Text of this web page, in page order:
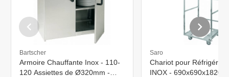
Bartscher
Armoire Chauffante Inox - 110-
120 Assiettes de Ø320mm -
Saro
Chariot pour
INOX -